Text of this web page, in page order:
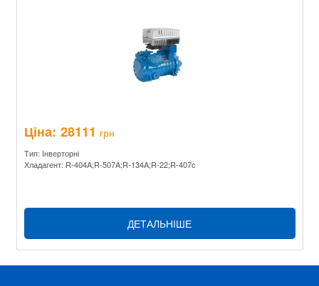
Ціна: 28111 грн
Тип: Інверторні
Хладагент: R-404A;R-507A;R-134A;R-22;R-407c
ДЕТАЛЬНІШЕ